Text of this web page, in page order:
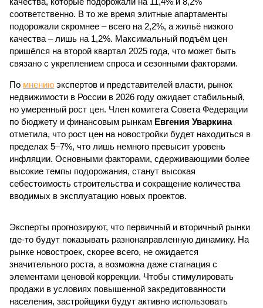
соответственно. В то же время элитные апартаменты
подорожали скромнее – всего на 2,2%, а жильё низкого
качества – лишь на 1,2%. Максимальный подъём цен
пришёлся на второй квартал 2025 года, что может быть
связано с укреплением спроса и сезонными факторами.
По мнению экспертов и представителей власти, рынок
недвижимости в России в 2026 году ожидает стабильный,
но умеренный рост цен. Член комитета Совета Федерации
по бюджету и финансовым рынкам Евгения Уваркина
отметила, что рост цен на новостройки будет находиться в
пределах 5–7%, что лишь немного превысит уровень
инфляции. Основными факторами, сдерживающими более
высокие темпы подорожания, станут высокая
себестоимость строительства и сокращение количества
вводимых в эксплуатацию новых проектов.
Эксперты прогнозируют, что первичный и вторичный рынки
где-то будут показывать разнонаправленную динамику. На
рынке новостроек, скорее всего, не ожидается
значительного роста, а возможна даже стагнация с
элементами ценовой коррекции. Чтобы стимулировать
продажи в условиях повышенной закредитованности
населения, застройщики будут активно использовать